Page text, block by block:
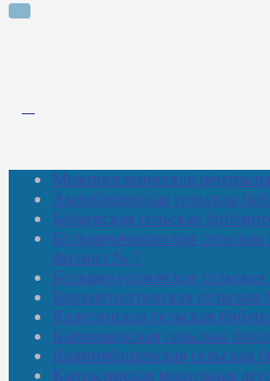
Межпоселенческая
Амзибашевская сельская
Бабаевская сельская
Большекачаковская
филиал № 7
Большекуразовская
Верхнетыхтемская
Калегинская сельская
Калмашевская сельская
Калмиябашевская сельская
Калтасинская модельная